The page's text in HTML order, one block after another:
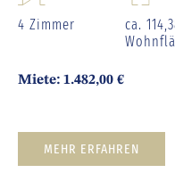
4 Zimmer
ca.
Miete: 1.482,00 €
MEHR ERFAHREN